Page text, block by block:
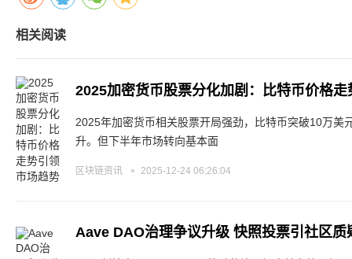
相关阅读
2025加密货币股票分化加剧：比特币价格
2025年加密货币相关股票开局强劲，比特币突破10万美
升。但下半年市场转向基本面
区块链资讯 2025-12-24 06:26:04
Aave DAO治理争议升级 快照投票引社区质